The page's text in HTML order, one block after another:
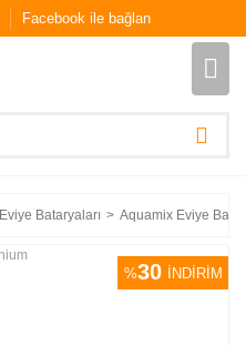
Facebook ile bağlan
Eviye Bataryaları Aquamix Eviye
%30 İNDİRİM